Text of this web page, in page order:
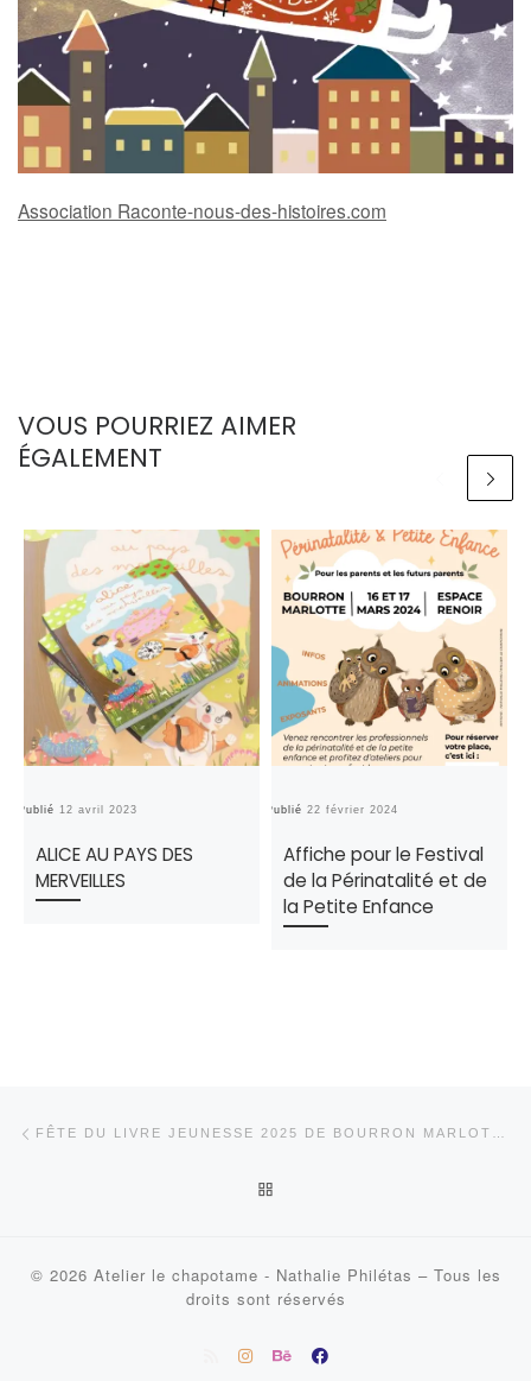
Association Raconte-nous-des-histoires.com
VOUS POURRIEZ AIMER
ÉGALEMENT
Publié 12 avril 2023
ALICE AU PAYS DES
MERVEILLES
Publié22 février 2024
Affiche pour le Festival
de la Périnatalité et de
la Petite Enfance
Parcourir les articles
© 2026 Atelier le chapotame - Nathalie Philétas – Tous les
droits sont réservés